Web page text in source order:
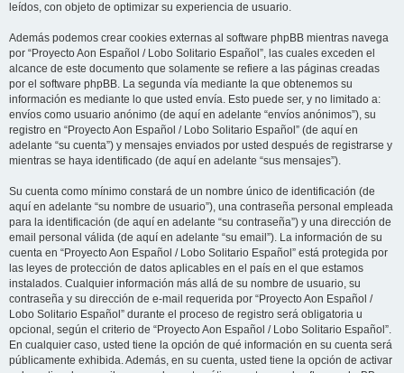
leídos, con objeto de optimizar su experiencia de usuario.
Además podemos crear cookies externas al software phpBB mientras navega
por “Proyecto Aon Español / Lobo Solitario Español”, las cuales exceden el
alcance de este documento que solamente se refiere a las páginas creadas
por el software phpBB. La segunda vía mediante la que obtenemos su
información es mediante lo que usted envía. Esto puede ser, y no limitado a:
envíos como usuario anónimo (de aquí en adelante “envíos anónimos”), su
registro en “Proyecto Aon Español / Lobo Solitario Español” (de aquí en
adelante “su cuenta”) y mensajes enviados por usted después de registrarse y
mientras se haya identificado (de aquí en adelante “sus mensajes”).
Su cuenta como mínimo constará de un nombre único de identificación (de
aquí en adelante “su nombre de usuario”), una contraseña personal empleada
para la identificación (de aquí en adelante “su contraseña”) y una dirección de
email personal válida (de aquí en adelante “su email”). La información de su
cuenta en “Proyecto Aon Español / Lobo Solitario Español” está protegida por
las leyes de protección de datos aplicables en el país en el que estamos
instalados. Cualquier información más allá de su nombre de usuario, su
contraseña y su dirección de e-mail requerida por “Proyecto Aon Español /
Lobo Solitario Español” durante el proceso de registro será obligatoria u
opcional, según el criterio de “Proyecto Aon Español / Lobo Solitario Español”.
En cualquier caso, usted tiene la opción de qué información en su cuenta será
públicamente exhibida. Además, en su cuenta, usted tiene la opción de activar